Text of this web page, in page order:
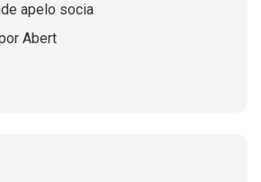
apelo socia
Abert